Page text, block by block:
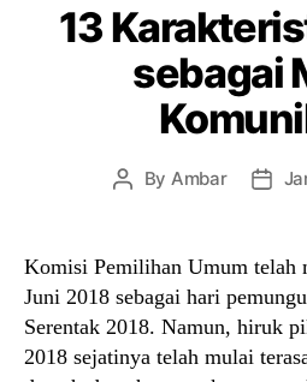
13
sebagai
Post
By Ambar
Post
Komisi Pemilihan Umum telah
Juni 2018 sebagai hari
Serentak 2018. Namun, hiruk
2018 sejatinya telah mulai